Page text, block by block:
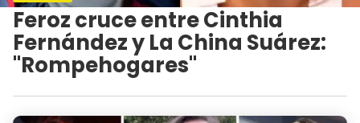
Feroz cruce entre Cinthia
Fernández y La China Suárez:
"Rompehogares"